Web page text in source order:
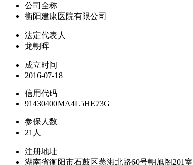
公司全称
衡阳建康医院有限公司
法定代表人
龙朝晖
成立时间
2016-07-18
信用代码
91430400MA4L5HE73G
参保人数
21人
注册地址
湖南省衡阳市石鼓区蒸湘北路60号朝旭阁201室